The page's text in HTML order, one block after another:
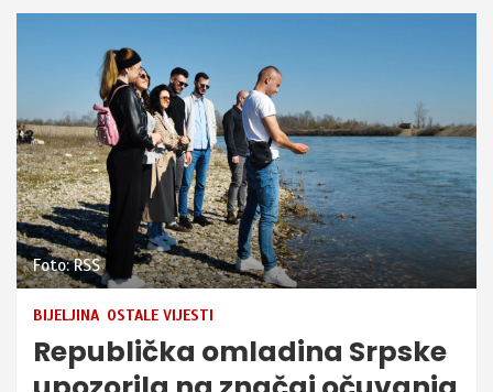
Foto: RSS
BIJELJINA OSTALE VIJESTI
Republička omladina Srpske